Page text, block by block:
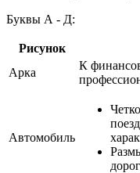
Буквы А - Д:
Рисунок
Арка
К
Автомобиль